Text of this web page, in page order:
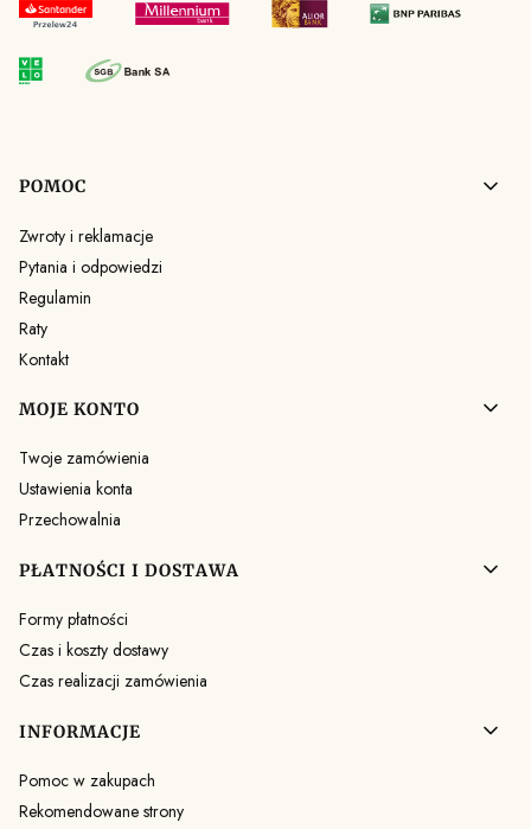
Linki w stopce
POMOC
Zwroty i reklamacje
Pytania i odpowiedzi
Regulamin
Raty
Kontakt
MOJE KONTO
Twoje zamówienia
Ustawienia konta
Przechowalnia
PŁATNOŚCI I DOSTAWA
Formy płatności
Czas i koszty dostawy
Czas realizacji zamówienia
INFORMACJE
Pomoc w zakupach
Rekomendowane strony